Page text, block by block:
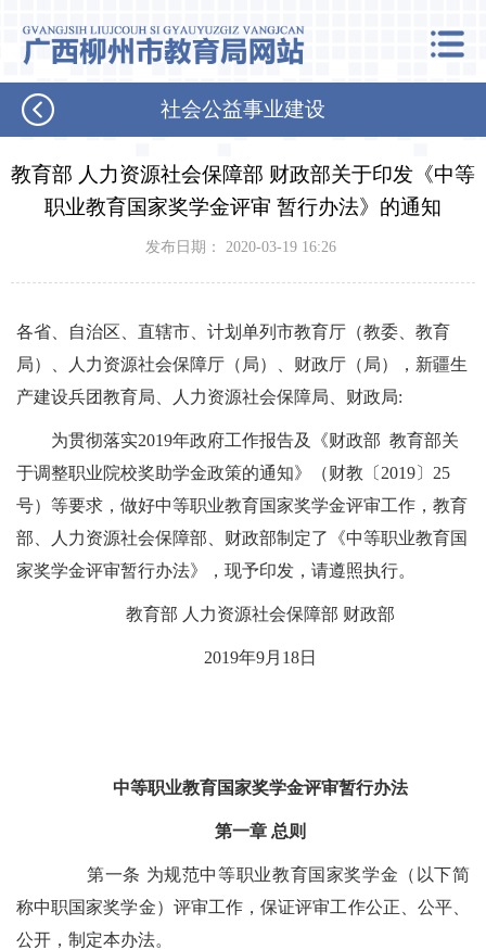
社会公益事业建设
教育部 人力资源社会保障部 财政部关于印发《中等
职业教育国家奖学金评审 暂行办法》的通知
发布日期： 2020-03-19 16:26
各省、自治区、直辖市、计划单列市教育厅（教委、教育
局）、人力资源社会保障厅（局）、财政厅（局），新疆生
产建设兵团教育局、人力资源社会保障局、财政局:
为贯彻落实2019年政府工作报告及《财政部 教育部关
于调整职业院校奖助学金政策的通知》（财教〔2019〕25
号）等要求，做好中等职业教育国家奖学金评审工作，教育
部、人力资源社会保障部、财政部制定了《中等职业教育国
家奖学金评审暂行办法》，现予印发，请遵照执行。
教育部 人力资源社会保障部 财政部
2019年9月18日
中等职业教育国家奖学金评审暂行办法
第一章 总则
第一条 为规范中等职业教育国家奖学金（以下简
称中职国家奖学金）评审工作，保证评审工作公正、公平、
公开，制定本办法。